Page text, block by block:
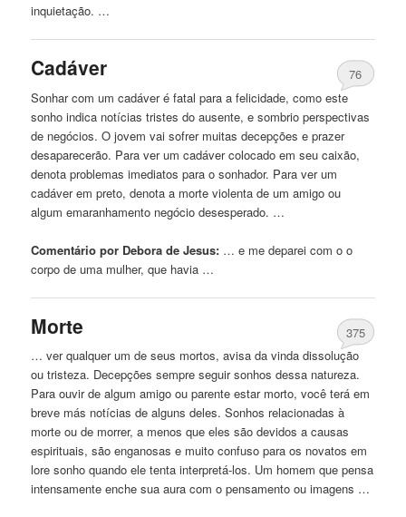
inquietação. …
Cadáver
76
Sonharcom um cadáver é fatal para a felicidade, como este
sonho indica notícias tristes do ausente, e sombrio perspectivas
de negócios. O jovem vai sofrer muitas decepções e prazer
desaparecerão. Para ver um cadáver colocado em seu caixão,
denota problemas imediatos para o sonhador. Para ver um
cadáver em preto, denota a morte violenta de um amigo ou
algum emaranhamento negócio desesperado. …
Comentário por Debora de Jesus: … e me depareicom o o
corpo de uma mulher, que havia …
Morte
375
… ver qualquer um de seus mortos, avisa da vinda dissolução
ou tristeza. Decepções sempre seguirsonhos dessa natureza.
Para ouvir de algum amigo ou parente estar morto, você terá em
breve más notícias de alguns deles.Sonhos relacionadas à
morte ou de morrer, a menos que eles são devidos a causas
espirituais, são enganosas e muito confuso para os novatos em
lore sonho quando ele tenta interpretá-los. Um homem que pensa
intensamente enche sua auracom o pensamento ou imagens …